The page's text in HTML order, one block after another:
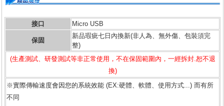
接口 Micro USB
保固
新品瑕疵七日內換新(非人為、無外傷、包裝須完
整)
(生產測試、研發測試等非正常使用，不在保固範圍內，一經拆封.恕不退
換)
※實際傳輸速度會因您的系統效能 (EX:硬體、軟體、使用方式...) 而有所
不同